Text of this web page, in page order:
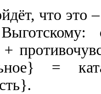
что это
+
=